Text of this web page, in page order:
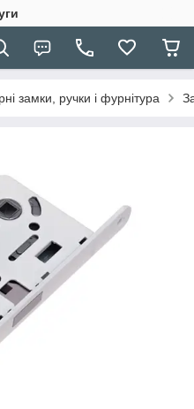
замки, ручки і фурнітура